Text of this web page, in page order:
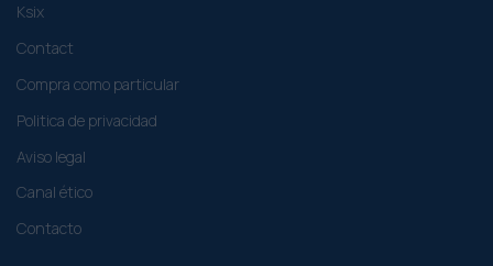
Ksix
Contact
Compra como particular​
Politica de privacidad
Aviso legal
Canal ético
Contacto